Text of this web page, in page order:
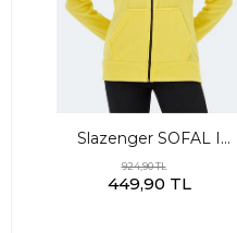
Slazenger SOFAL I
Kadın Fermuarlı
Kapüşonlu Cepli Sarı
924,90 TL
449,90 TL